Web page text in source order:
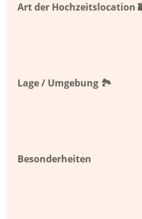
Art der Hochzeitslocation
Lage / Umgebung 🏞
Besonderheiten